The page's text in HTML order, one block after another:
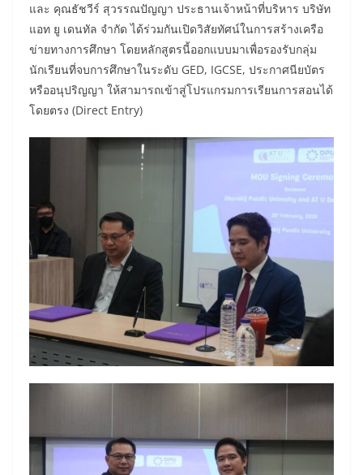
และ คุณธัชวีร์ สุวรรณปัญญา ประธานเจ้าหน้าที่บริหาร บริษัท
แอท ยู เดนทัล จำกัด ได้ร่วมกันเปิดวิสัยทัศน์ในการสร้างเครือ
ข่ายทางการศึกษา โดยหลักสูตรนี้ออกแบบมาเพื่อรองรับกลุ่ม
นักเรียนที่จบการศึกษาในระดับ GED, IGCSE, ประกาศนียบัตร
หรืออนุปริญญา ให้สามารถเข้าสู่โปรแกรมการเรียนการสอนได้
โดยตรง (Direct Entry)